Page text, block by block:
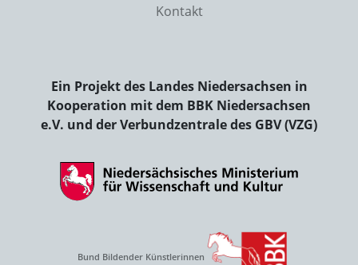
Kontakt
Ein Projekt des Landes Niedersachsen in
Kooperation mit dem BBK Niedersachsen
e.V. und der Verbundzentrale des GBV (VZG)
Bund Bildender Künstlerinnen